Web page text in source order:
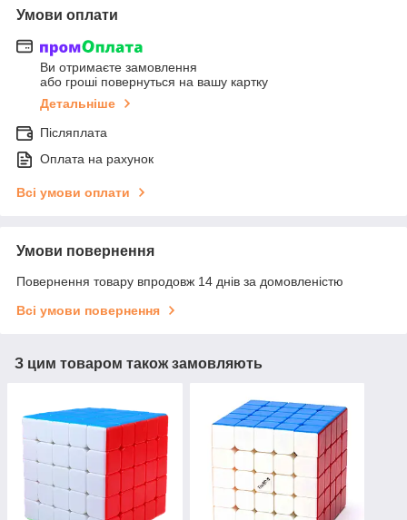
Умови оплати
Ви отримаєте замовлення
або гроші повернуться на вашу картку
Детальніше
Післяплата
Оплата на рахунок
Всі умови оплати
Умови повернення
Повернення товару впродовж 14 днів за домовленістю
Всі умови повернення
З цим товаром також замовляють